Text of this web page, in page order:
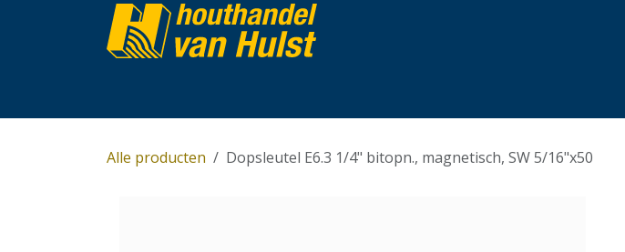
Overslaan naar inhoud
Alle producten Dopsleutel E6.3 1/4" bitopn., magnetisch, SW 5/16"x50